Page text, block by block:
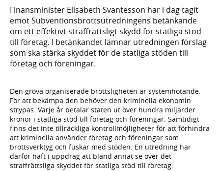
Finansminister Elisabeth Svantesson har i dag tagit
emot Subventionsbrottsutredningens betänkande
om ett effektivt straffrättsligt skydd för statliga stöd
till företag. I betänkandet lämnar utredningen förslag
som ska stärka skyddet för de statliga stöden till
företag och föreningar.
Den grova organiserade brottsligheten är systemhotande.
För att bekämpa den behöver den kriminella ekonomin
strypas. Varje år betalar staten ut över hundra miljarder
kronor i statliga stöd till företag och föreningar. Samtidigt
finns det inte tillräckliga kontrollmöjligheter för att förhindra
att kriminella använder företag och föreningar som
brottsverktyg och fuskar med stöden. En utredning har
därför haft i uppdrag att bland annat se över det
straffrättsliga skyddet för statliga stöd till företag.